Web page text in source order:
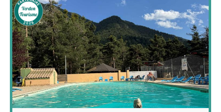
Nel cuore dell'Haut-Verdon, natura selvaggia, aria
tonificante, clima mediterraneo con il piacere di notti
fresche. È la montagna sotto il sole provenzale a 1200
m. Per il vostro comfort, piazzole delimitate,
ombreggiate e facilmente accessibili.